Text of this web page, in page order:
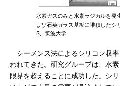
水素ガスのみと水素ラジカルを発
よび石英ガラス基板に堆積したシ
S、筑波大学
シーメンス法によるシリコン収
われてきた。研究グループは、水
限界を超えることに成功した。シ